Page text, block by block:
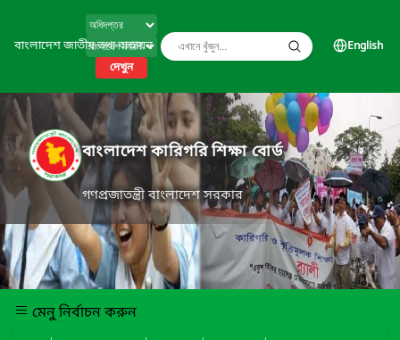
বাংলাদেশ জাতীয় তথ্য বাতায়ন
দেখুন
English
বাংলাদেশ কারিগরি শিক্ষা বোর্ড
গণপ্রজাতন্ত্রী বাংলাদেশ সরকার
মেনু নির্বাচন করুন